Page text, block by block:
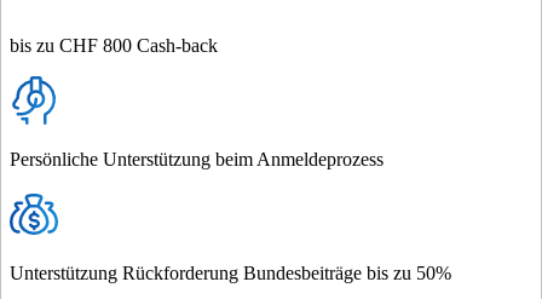
bis zu CHF 800 Cash-back
Persönliche Unterstützung beim Anmeldeprozess
Unterstützung Rückforderung Bundesbeiträge bis zu 50%